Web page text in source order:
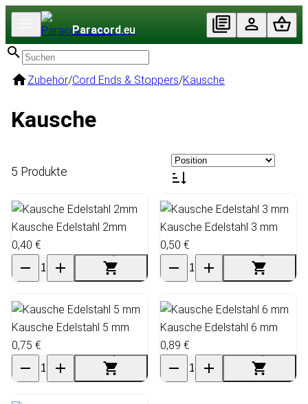
Paracord.eu
Zubehör/Cord Ends & Stoppers/Kausche
Kausche
5 Produkte
Kausche Edelstahl 2mm
0,40 €
Kausche Edelstahl 3 mm
0,50 €
Kausche Edelstahl 5 mm
0,75 €
Kausche Edelstahl 6 mm
0,89 €